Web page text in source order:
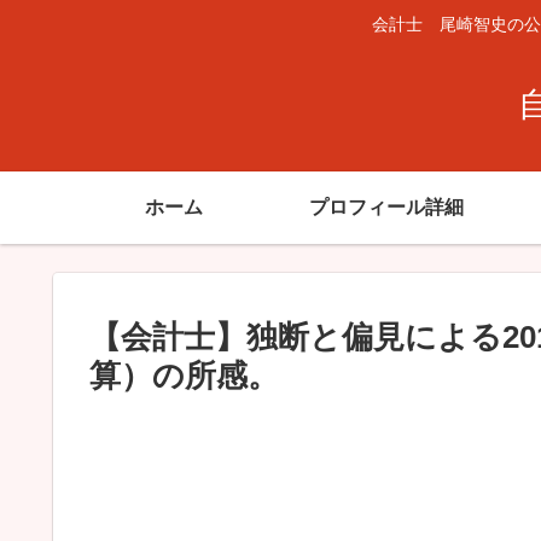
会計士 尾崎智史の公
ホーム プロフィール詳細
【会計士】独断と偏見による
算）の所感。